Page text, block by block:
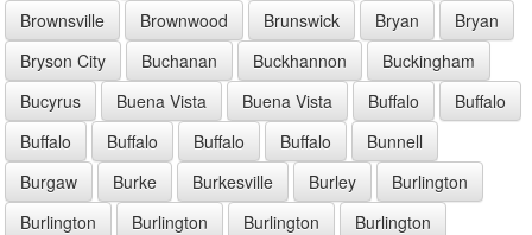
Brownsville
Brownwood Brunswick Bryan
Bryan
Bryson City
Buchanan Buckhannon
Buckingham
Bucyrus
Buena Vista Buena Vista Buffalo
Buffalo
Buffalo
Buffalo Buffalo Buffalo
Bunnell
Burgaw
Burke Burkesville Burley
Burlington
Burlington
Burlington Burlington
Burlington